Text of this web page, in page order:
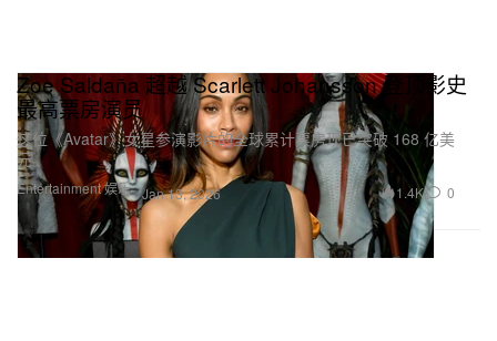
Entertainment 娱乐
Zoe Saldaña 超越 Scarlett Johansson 登顶影史
最高票房演员
这位《Avatar》女星参演影片的全球累计票房现已突破 168 亿美
元。
Jan 13, 2026 1.4K 0